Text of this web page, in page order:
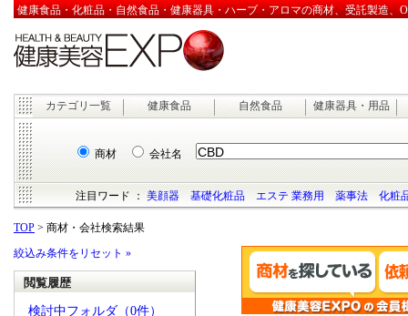
健康食品・化粧品・自然食品・健康器具・ハーブ・アロマの商材、受託製造、
カテゴリ一覧 健康食品 自然食品 健康器具・用品
商材 会社名
注目ワード ：美顔器 基礎化粧品 エステ 業務用 薬事法 化粧
TOP > 商材・会社検索結果
絞込み条件をリセット »
閲覧履歴
検討中フォルダ（0件）